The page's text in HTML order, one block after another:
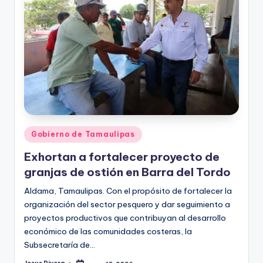
Publicado
en
Gobierno de Tamaulipas
Exhortan a fortalecer proyecto de
granjas de ostión en Barra del Tordo
Aldama, Tamaulipas. Con el propósito de fortalecer la
organización del sector pesquero y dar seguimiento a
proyectos productivos que contribuyan al desarrollo
económico de las comunidades costeras, la
Subsecretaría de…